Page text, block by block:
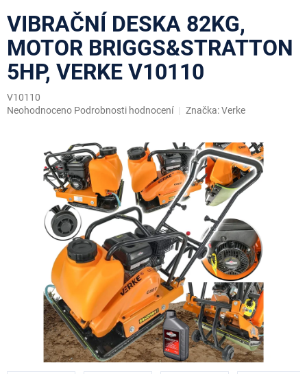
VIBRAČNÍ DESKA 82KG,
MOTOR BRIGGS&STRATTON
5HP, VERKE V10110
V10110
Průměrné
Neohodnoceno Podrobnosti hodnocení Značka:Verke